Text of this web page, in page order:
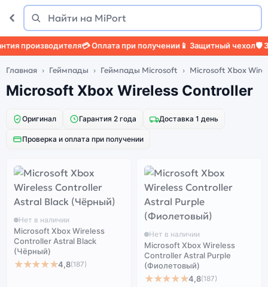
Поиск
Найти
производителя💳 Оплата при получении📱 Защитный чехол🛡️
Главная Геймпады Геймпады Microsoft Microsoft Xbox
Microsoft Xbox Wireless Controller
Оригинал Гарантия 2 года Доставка 1 день
Проверка и оплата при получении
Нет в наличии
Microsoft Xbox Wireless
Controller Astral Black
(Чёрный)
★★★★★4,8(187)
Нет в наличии
Microsoft Xbox Wireless
Controller Astral Purple
(Фиолетовый)
★★★★★4,8(187)